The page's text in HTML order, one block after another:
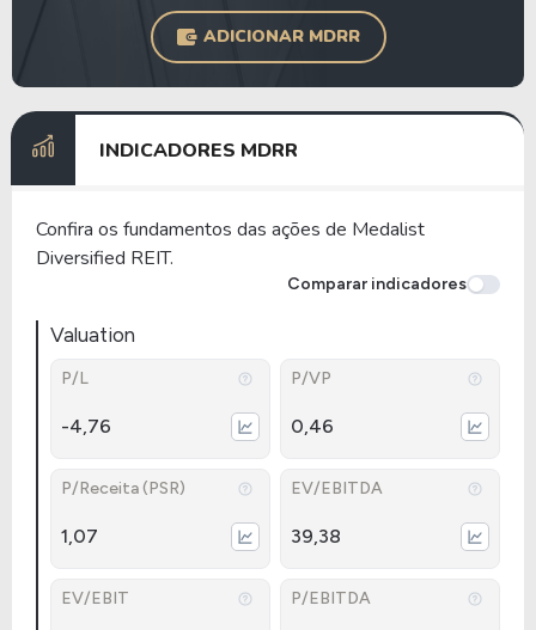
ADICIONAR MDRR
INDICADORES MDRR
Confira os fundamentos das ações de Medalist
Diversified REIT.
Comparar indicadores
Valuation
P/L
-4,76
P/VP
0,46
P/Receita (PSR)
1,07
EV/EBITDA
39,38
EV/EBIT P/EBITDA